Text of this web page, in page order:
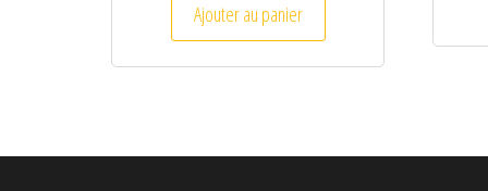
Ajouter au panier